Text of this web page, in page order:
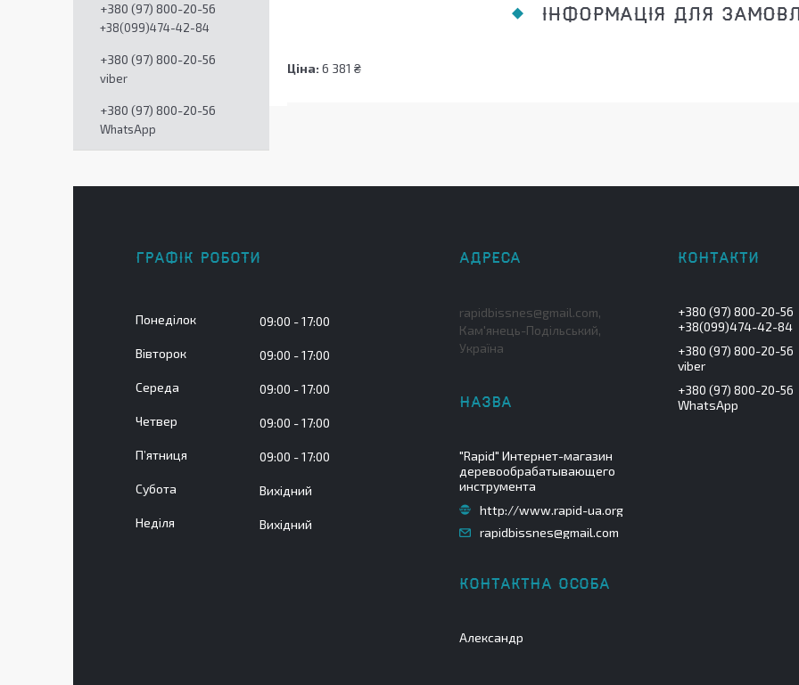
ІНФОРМАЦІЯ ДЛЯ
Ціна: 6 381 ₴
+380 (97) 800-20-56
+38(099)474-42-84
+380 (97) 800-20-56
viber
+380 (97) 800-20-56
WhatsApp
ГРАФІК РОБОТИ
Понеділок 09:00 17:00
Вівторок 09:00 17:00
Середа 09:00 17:00
Четвер 09:00 17:00
Пʼятниця 09:00 17:00
Субота Вихідний
Неділя Вихідний
rapidbissnes@gmail.com,
Кам'янець-Подільський,
Україна
"Rapid" Интернет-магазин
деревообрабатывающего
инструмента
http://www.rapid-ua.org
rapidbissnes@gmail.com
Александр
+380 (97) 800-20-56
+38(099)474-42-84
+380 (97) 800-20-56
viber
+380 (97) 800-20-56
WhatsApp